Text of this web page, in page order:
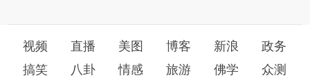
视频 直播 美图 博客 新浪
政务
搞笑
八卦 情感 旅游 佛学 众测